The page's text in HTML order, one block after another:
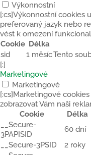
Výkonnostní
[:cs]Výkonnostní cookies
preferovaný jazyk nebo
vést k omezení
Cookie Délka
sid
1 měsícTento
[:]
Marketingové
Marketingové
[:cs]Marketingové
zobrazovat Vám naši
Cookie
Délka
__Secure-
3PAPISID
60 dní
__Secure-3PSID
2 roky